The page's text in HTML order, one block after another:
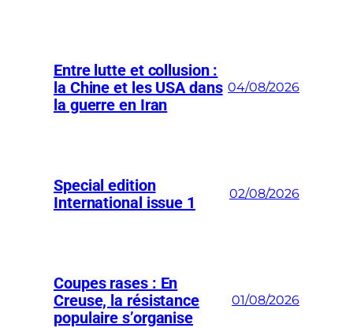
Entre lutte et collusion :
la Chine et les USA dans
la guerre en Iran
04/08/2026
Special edition
International issue 1
02/08/2026
Coupes rases : En
Creuse, la résistance
populaire s’organise
01/08/2026